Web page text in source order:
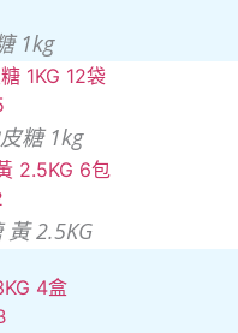
1kg
糖 1kg
2.5KG